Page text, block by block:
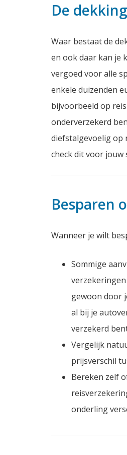
De
Waar bestaat de
en ook daar kan je
vergoed voor alle
enkele duizenden
bijvoorbeeld op
onderverzekerd
diefstalgevoelig op
check dit voor
Besparen
Wanneer je wilt
Sommige
gewoon door
al bij je
verzekerd
Vergelijk
prijsverschil
Bereken zelf
onderling